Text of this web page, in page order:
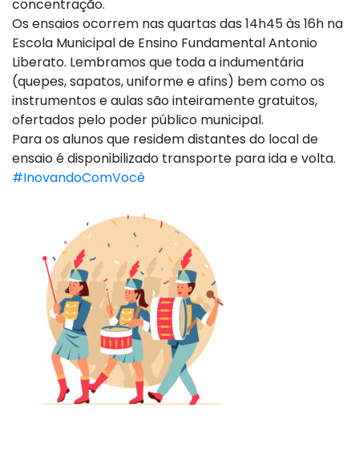
concentração.
Os ensaios ocorrem nas quartas das 14h45 às 16h na
Escola Municipal de Ensino Fundamental Antonio
Liberato. Lembramos que toda a indumentária
(quepes, sapatos, uniforme e afins) bem como os
instrumentos e aulas são inteiramente gratuitos,
ofertados pelo poder público municipal.
Para os alunos que residem distantes do local de
ensaio é disponibilizado transporte para ida e volta.
#InovandoComVocê